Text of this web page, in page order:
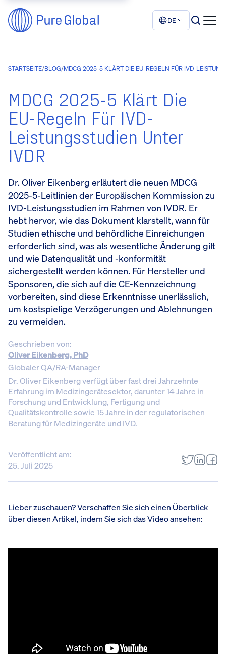
DE
STARTSEITE/BLOG/MDCG 2025-5 KLÄRT DIE EU-REGELN FÜR IVD-
MDCG 2025-5 Klärt Die
EU-Regeln Für IVD-
Leistungsstudien Unter
IVDR
Dr. Oliver Eikenberg erläutert die neuen MDCG
2025-5-Leitlinien der Europäischen Kommission zu
IVD-Leistungsstudien im Rahmen von IVDR. Er
hebt hervor, wie das Dokument klarstellt, wann für
Studien ethische und behördliche Einreichungen
erforderlich sind, was als wesentliche Änderung gilt
und wie Datenqualität und -konformität
sichergestellt werden können. Für Hersteller und
Sponsoren, die sich auf die CE-Kennzeichnung
vorbereiten, sind diese Erkenntnisse unerlässlich,
um kostspielige Verzögerungen und Ablehnungen
zu vermeiden.
Geschrieben von:
Oliver Eikenberg, PhD
Globaler QA/RA-Manager
Dr. Oliver Eikenberg verfügt über fast drei Jahrzehnte
Erfahrung im Medizingerätesektor, darunter 14 Jahre in
Forschung und Entwicklung, Fertigung und
Qualitätskontrolle sowie 15 Jahre in der regulatorischen
Beratung für Medizingeräte und IVD.
Veröffentlicht am:
25. Juli 2025
Lieber zuschauen? Verschaffen Sie sich einen Überblick
über diesen Artikel, indem Sie sich das Video ansehen: